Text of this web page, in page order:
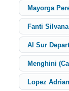
Mayorga
Fanti Silvana
Al Sur
Menghini
Lopez